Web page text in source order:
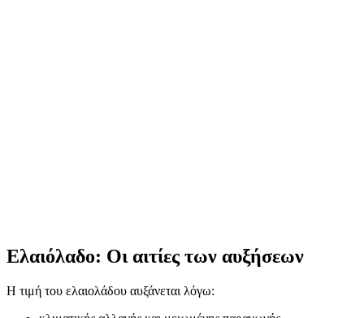
Ελαιόλαδο: Οι αιτίες των αυξήσεων
Η τιμή του ελαιολάδου αυξάνεται λόγω: